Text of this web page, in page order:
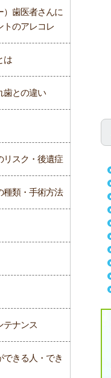
）歯医者さんに
トのアレコレ
は
歯との違い
リスク・後遺症
種類・手術方法
テナンス
できる人・でき